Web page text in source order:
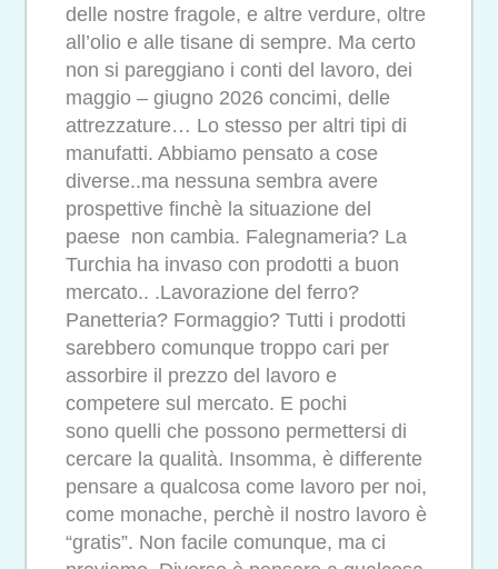
delle nostre fragole, e altre verdure, oltre
all’olio e alle tisane di sempre. Ma certo
non si pareggiano i conti del lavoro, dei
maggio – giugno 2026 concimi, delle
attrezzature… Lo stesso per altri tipi di
manufatti. Abbiamo pensato a cose
diverse..ma nessuna sembra avere
prospettive finchè la situazione del
paese non cambia. Falegnameria? La
Turchia ha invaso con prodotti a buon
mercato.. .Lavorazione del ferro?
Panetteria? Formaggio? Tutti i prodotti
sarebbero comunque troppo cari per
assorbire il prezzo del lavoro e
competere sul mercato. E pochi
sono quelli che possono permettersi di
cercare la qualità. Insomma, è differente
pensare a qualcosa come lavoro per noi,
come monache, perchè il nostro lavoro è
“gratis”. Non facile comunque, ma ci